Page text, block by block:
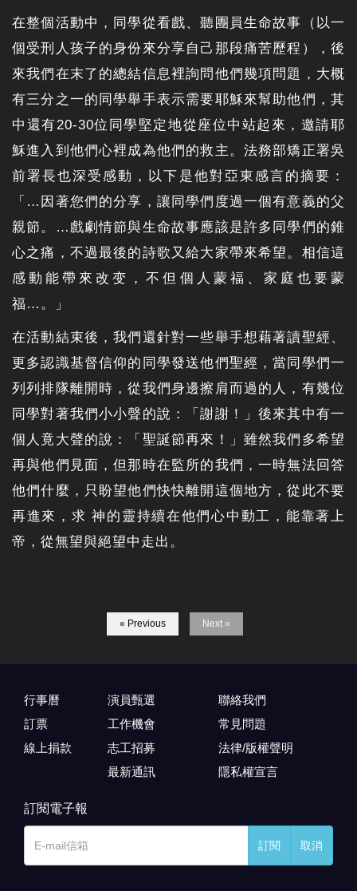
在整個活動中，同學從看戲、聽團員生命故事（以一
個受刑人孩子的身份來分享自己那段痛苦歷程），後
來我們在末了的總結信息裡詢問他們幾項問題，大概
有三分之一的同學舉手表示需要耶穌來幫助他們，其
中還有20-30位同學堅定地從座位中站起來，邀請耶
穌進入到他們心裡成為他們的救主。法務部矯正署吳
前署長也深受感動，以下是他對亞東感言的摘要：
「…因著您們的分享，讓同學們度過一個有意義的父
親節。…戲劇情節與生命故事應該是許多同學們的錐
心之痛，不過最後的詩歌又給大家帶來希望。相信這
感動能帶來改变，不但個人蒙福、家庭也要蒙
福…。」
在活動結束後，我們還針對一些舉手想藉著讀聖經、
更多認識基督信仰的同學發送他們聖經，當同學們一
列列排隊離開時，從我們身邊擦肩而過的人，有幾位
同學對著我們小小聲的說：「謝謝！」後來其中有一
個人竟大聲的說：「聖誕節再來！」雖然我們多希望
再與他們見面，但那時在監所的我們，一時無法回答
他們什麼，只盼望他們快快離開這個地方，從此不要
再進來，求 神的靈持續在他們心中動工，能靠著上
帝，從無望與絕望中走出。
« Previous Next »
行事曆
訂票
線上捐款
演員甄選
工作機會
志工招募
最新通訊
聯絡我們
常見問題
法律/版權聲明
隱私權宣言
訂閱電子報
訂閱 取消